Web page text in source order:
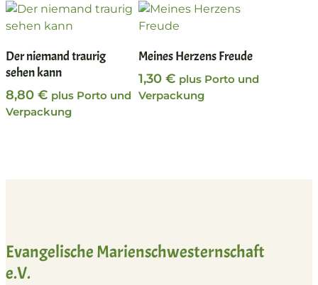
In den Warenkorb
Der niemand traurig
sehen kann
8,80 € plus Porto und
Verpackung
In den Warenkorb
Meines Herzens Freude
1,30€ plus Porto und
Verpackung
Evangelische Marienschwesternschaft
e.V.